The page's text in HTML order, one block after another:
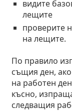
видите
лещите
проверите
на лещите.
По правило
същия ден,
на работен
късно,
следващия